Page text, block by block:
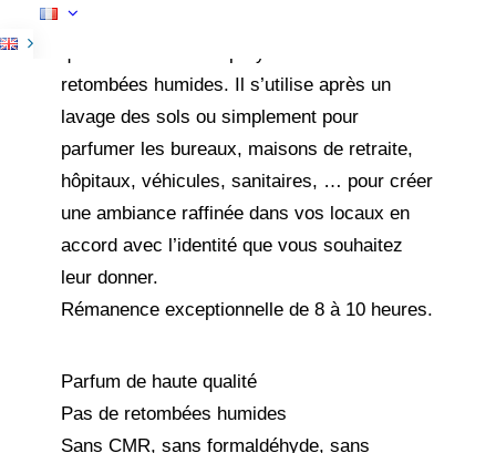
hydroalcoolique et de parfums de haute
retombées humides. Il s’utilise après un
lavage des sols ou simplement pour
parfumer les bureaux, maisons de retraite,
hôpitaux, véhicules, sanitaires, … pour créer
une ambiance raffinée dans vos locaux en
accord avec l’identité que vous souhaitez
leur donner.
Rémanence exceptionnelle de 8 à 10 heures.
Parfum de haute qualité
Pas de retombées humides
Sans CMR, sans formaldéhyde, sans